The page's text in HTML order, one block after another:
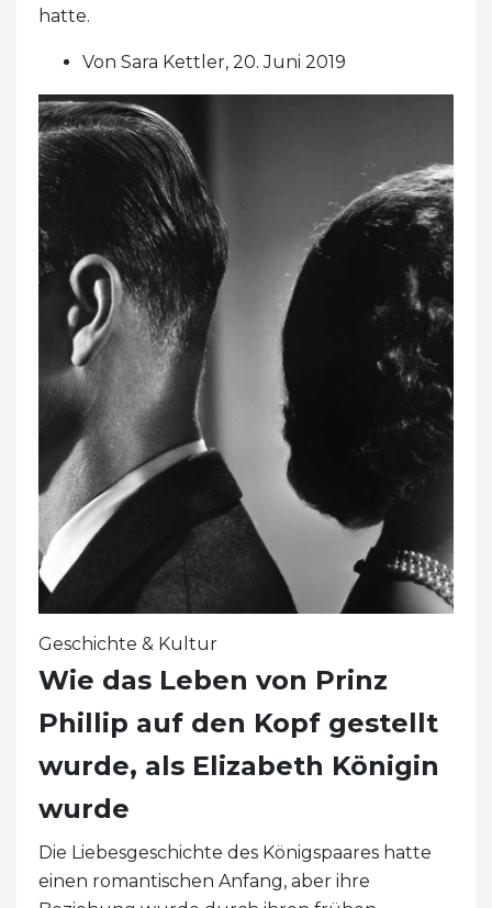
hatte.
Von Sara Kettler, 20. Juni 2019
Geschichte & Kultur
Wie das Leben von Prinz
Phillip auf den Kopf gestellt
wurde, als Elizabeth Königin
wurde
Die Liebesgeschichte des Königspaares hatte
einen romantischen Anfang, aber ihre